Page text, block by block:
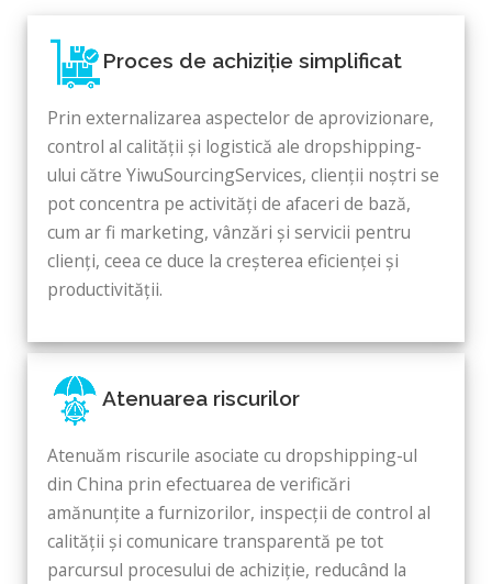
Proces de achiziție simplificat
Prin externalizarea aspectelor de aprovizionare,
control al calității și logistică ale dropshipping-
ului către YiwuSourcingServices, clienții noștri se
pot concentra pe activități de afaceri de bază,
cum ar fi marketing, vânzări și servicii pentru
clienți, ceea ce duce la creșterea eficienței și
productivității.
Atenuarea riscurilor
Atenuăm riscurile asociate cu dropshipping-ul
din China prin efectuarea de verificări
amănunțite a furnizorilor, inspecții de control al
calității și comunicare transparentă pe tot
parcursul procesului de achiziție, reducând la